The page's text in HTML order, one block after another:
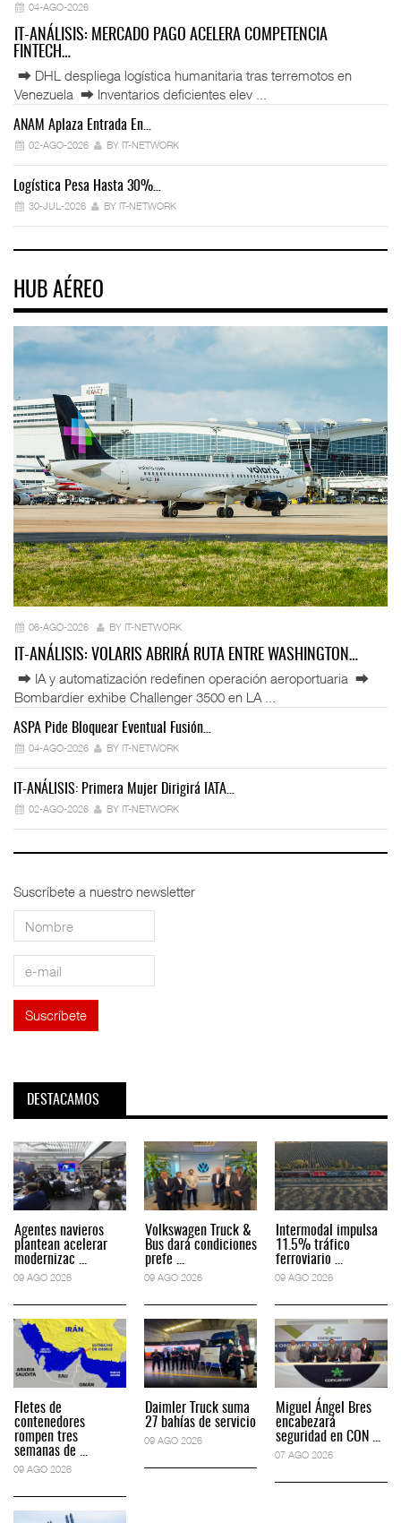
04-AGO-2026
IT-ANÁLISIS: MERCADO PAGO ACELERA COMPETENCIA
FINTECH…
⮕ DHL despliega logística humanitaria tras terremotos en
Venezuela ⮕ Inventarios deficientes elev ...
ANAM Aplaza Entrada En…
02-AGO-2026 BY IT-NETWORK
Logística Pesa Hasta 30%…
30-JUL-2026 BY IT-NETWORK
HUB AÉREO
06-AGO-2026 BY IT-NETWORK
IT-ANÁLISIS: VOLARIS ABRIRÁ RUTA ENTRE WASHINGTON…
⮕ IA y automatización redefinen operación aeroportuaria ⮕
Bombardier exhibe Challenger 3500 en LA ...
ASPA Pide Bloquear Eventual Fusión…
04-AGO-2026 BY IT-NETWORK
IT-ANÁLISIS: Primera Mujer Dirigirá IATA…
02-AGO-2026 BY IT-NETWORK
Suscríbete a nuestro newsletter
DESTACAMOS
Agentes navieros
plantean acelerar
modernizac ...
09 AGO 2026
Fletes de
contenedores
rompen tres
semanas de ...
09 AGO 2026
Volkswagen Truck &
Bus dará condiciones
prefe ...
09 AGO 2026
Daimler Truck suma
27 bahías de servicio
09 AGO 2026
Intermodal impulsa
11.5% tráfico
ferroviario ...
09 AGO 2026
Miguel Ángel Bres
encabezará
seguridad en CON ...
07 AGO 2026